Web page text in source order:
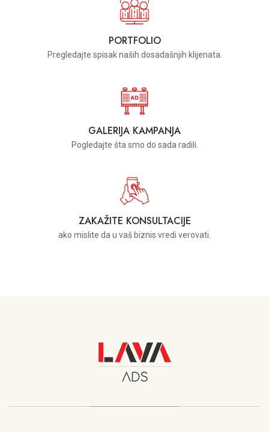
PORTFOLIO
Pregledajte spisak naših dosadašnjih klijenata.
GALERIJA KAMPANJA
Pogledajte šta smo do sada radili.
ZAKAŽITE KONSULTACIJE
ako mislite da u vaš biznis vredi verovati.